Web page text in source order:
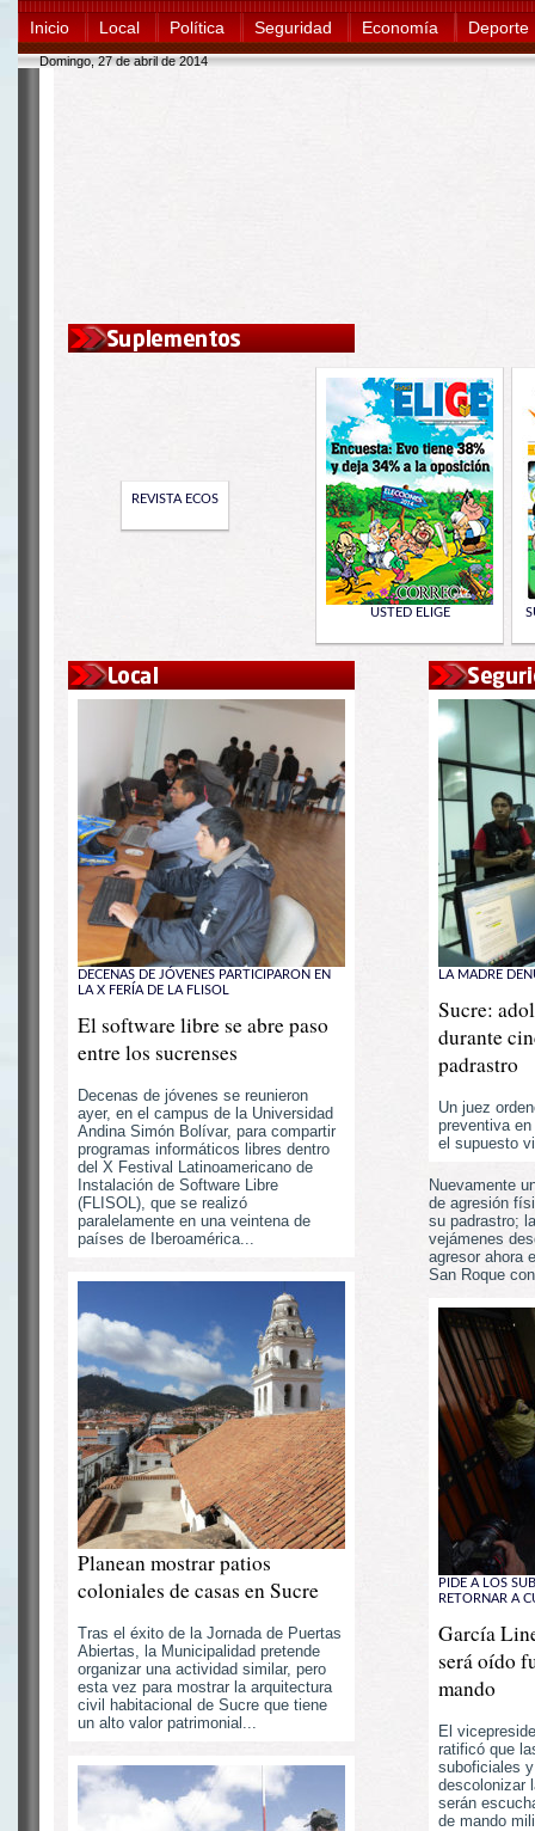
Inicio Local Política Seguridad Economía Deporte
Domingo, 27 de abril de 2014
REVISTA ECOS
USTED ELIGE
DECENAS DE JÓVENES PARTICIPARON EN
LA X FERÍA DE LA FLISOL
El software libre se abre paso
entre los sucrenses
Decenas de jóvenes se reunieron
ayer, en el campus de la Universidad
Andina Simón Bolívar, para compartir
programas informáticos libres dentro
del X Festival Latinoamericano de
Instalación de Software Libre
(FLISOL), que se realizó
paralelamente en una veintena de
países de Iberoamérica...
Planean mostrar patios
coloniales de casas en Sucre
Tras el éxito de la Jornada de Puertas
Abiertas, la Municipalidad pretende
organizar una actividad similar, pero
esta vez para mostrar la arquitectura
civil habitacional de Sucre que tiene
un alto valor patrimonial...
LA MADRE
Sucre:
durante
padrastro
Un juez
preventiva
el supuesto
Nuevamente
de agresión
su padrastro;
vejámenes
agresor ahora
San Roque
PIDE A LOS
RETORNAR A
García
será oído
mando
El
ratificó que
suboficiales
descolonizar
serán
de mando